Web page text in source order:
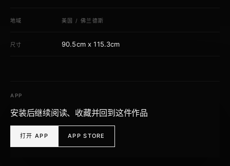
地域 美国 /佛兰德斯
尺寸 90.5cm x 115.3cm
APP
安装后继续阅读、收藏并回到这件作品
打开 APP APP STORE